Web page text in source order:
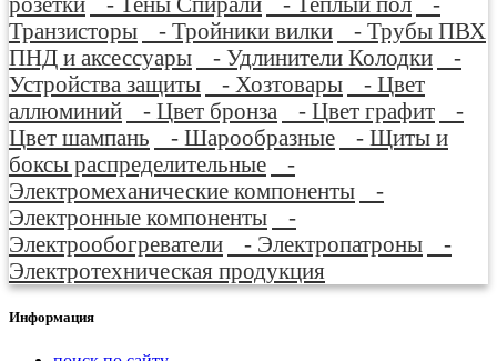
Транзисторы
- Тройники вилки
- Трубы ПВХ
ПНД и аксессуары
- Удлинители Колодки
-
Устройства защиты
- Хозтовары
- Цвет
аллюминий
- Цвет бронза - Цвет графит
-
Цвет шампань
- Шарообразные
- Щиты и
боксы распределительные
-
Электромеханические компоненты
-
Электронные компоненты
-
Электрообогреватели
- Электропатроны
-
Электротехническая продукция
Информация